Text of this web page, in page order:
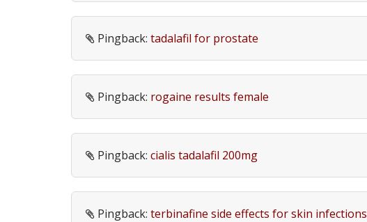
Pingback: tadalafil for prostate
Pingback: rogaine results female
Pingback: cialis tadalafil 200mg
Pingback: terbinafine side effects for skin infections